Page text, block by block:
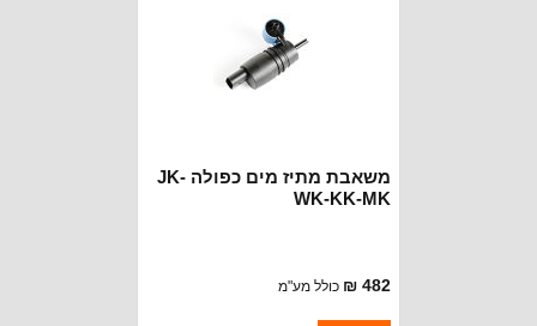
משאבת מתיז מים כפולה JK-
WK-KK-MK
482 ₪ כולל מע"מ